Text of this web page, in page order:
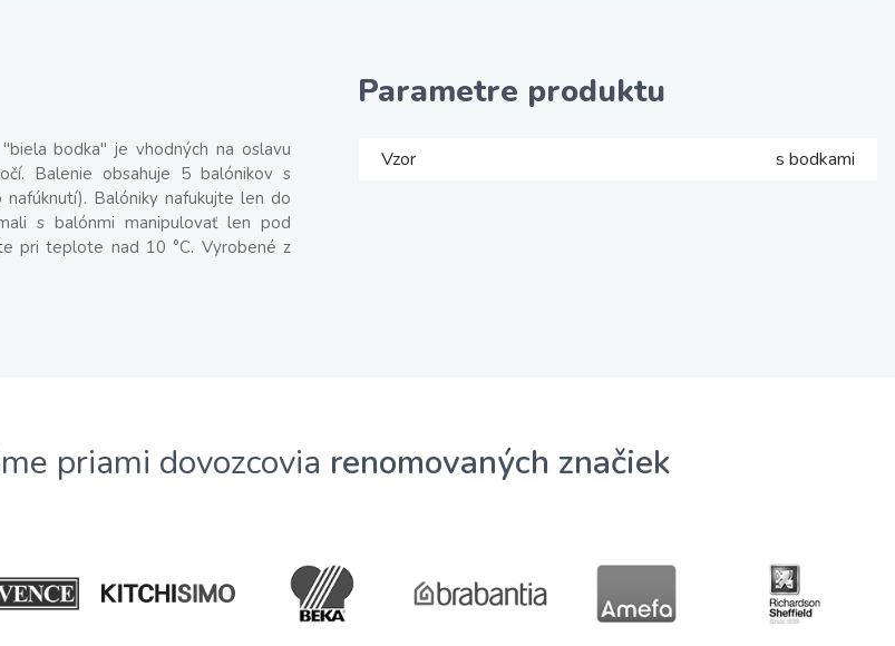
bodka" je vhodných na oslavu
Balenie obsahuje 5 balónikov s
Balóniky nafukujte len do
s balónmi manipulovať len pod
pri teplote nad 10 °C. Vyrobené z
Parametre produktu
Vzor s bodkami
priami dovozcovia renomovaných značiek